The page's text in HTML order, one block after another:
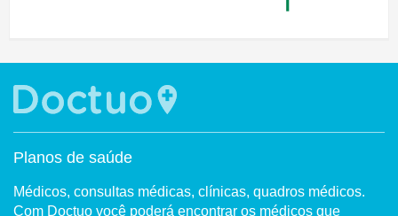
Planos de saúde
Médicos, consultas médicas, clínicas, quadros médicos.
Com Doctuo você poderá encontrar os médicos que